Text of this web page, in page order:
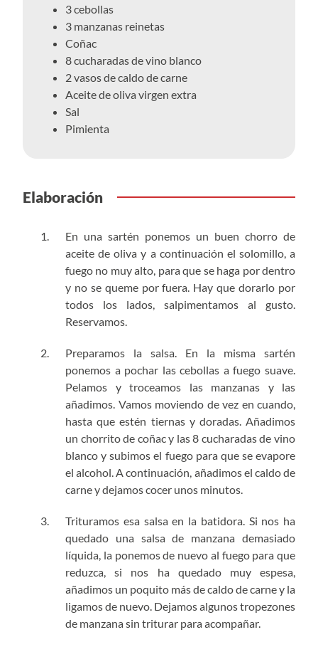
3 cebollas
3 manzanas reinetas
Coñac
8 cucharadas de vino blanco
2 vasos de caldo de carne
Aceite de oliva virgen extra
Sal
Pimienta
Elaboración
En una sartén ponemos un buen chorro de
aceite de oliva y a continuación el solomillo, a
fuego no muy alto, para que se haga por dentro
y no se queme por fuera. Hay que dorarlo por
todos los lados, salpimentamos al gusto.
Reservamos.
Preparamos la salsa. En la misma sartén
ponemos a pochar las cebollas a fuego suave.
Pelamos y troceamos las manzanas y las
añadimos. Vamos moviendo de vez en cuando,
hasta que estén tiernas y doradas. Añadimos
un chorrito de coñac y las 8 cucharadas de vino
blanco y subimos el fuego para que se evapore
el alcohol. A continuación, añadimos el caldo de
carne y dejamos cocer unos minutos.
Trituramos esa salsa en la batidora. Si nos ha
quedado una salsa de manzana demasiado
líquida, la ponemos de nuevo al fuego para que
reduzca, si nos ha quedado muy espesa,
añadimos un poquito más de caldo de carne y la
ligamos de nuevo. Dejamos algunos tropezones
de manzana sin triturar para acompañar.